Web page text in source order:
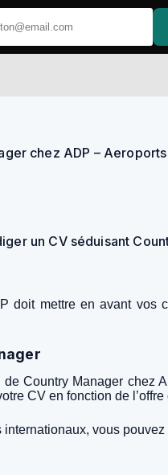
chez ADP – Aeroports
un CV séduisant
mettre en avant
Country Manager
CV en fonction de
vous